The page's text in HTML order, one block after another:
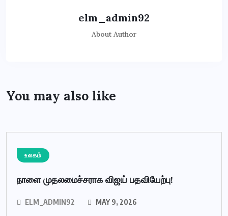
elm_admin92
About Author
You may also like
உலகம்
நாளை முதலமைச்சராக விஜய் பதவியேற்பு!
ELM_ADMIN92 MAY 9, 2026